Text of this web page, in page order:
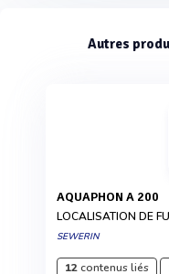
Autres
AQUAPHON A 200
LOCALISATION DE
SEWERIN
12contenus liés